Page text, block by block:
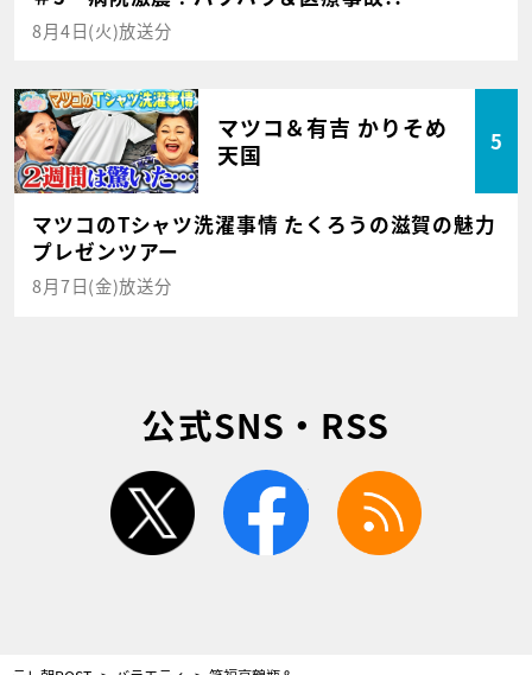
8月4日(火)放送分
マツコ＆有吉 かりそめ
天国
5
マツコのTシャツ洗濯事情 たくろうの滋賀の魅力
プレゼンツアー
8月7日(金)放送分
公式SNS・RSS
twitter facebook